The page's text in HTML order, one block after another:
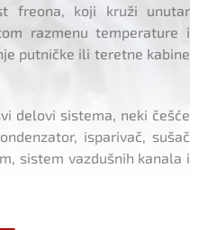
freona, koji kruži unutar
razmenu temperature i
putničke ili teretne kabine
delovi sistema, neki češće
isparivač, sušač
sistem vazdušnih kanala i